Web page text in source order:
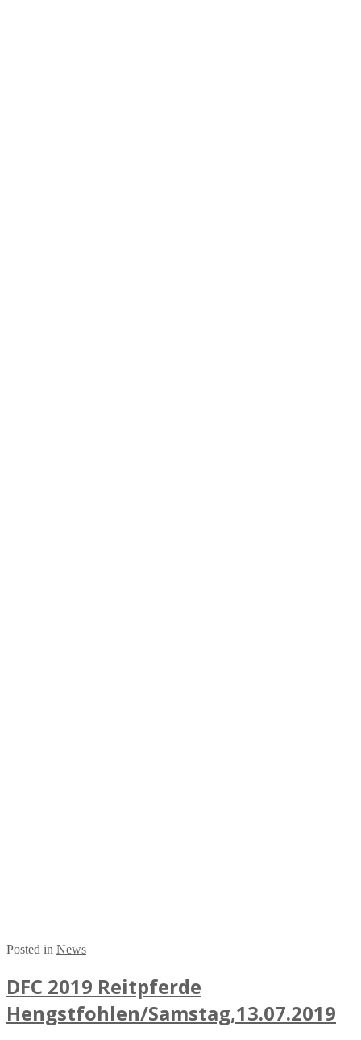
Posted in News
DFC 2019 Reitpferde
Hengstfohlen/Samstag,13.07.2019